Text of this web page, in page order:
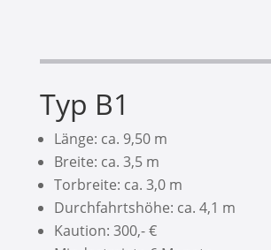
Typ B1
Länge: ca. 9,50 m
Breite: ca. 3,5 m
Torbreite: ca. 3,0 m
Durchfahrtshöhe: ca. 4,1 m
Kaution: 300,- €